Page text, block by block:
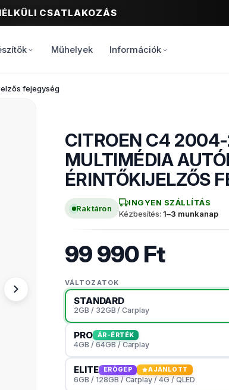
VEZETÉSI ÉLMÉNY
Műhelyek Információk
fejegység
MÁRKASPECIFIKUS MULTIMÉDIA
CITROEN C4
MULTIMÉDIA
ÉRINTŐKIJELZŐS
INGYEN SZÁLLÍTÁS
Kézbesítés:1–3 munkanap
Raktáron
99 990 Ft
VÁLTOZATOK
STANDARD
2GB / 32GB / Carplay
PRO ÁR-ÉRTÉK
4GB / 64GB / Carplay
ELITE ERŐGÉP AJÁNLOTT
6GB / 128GB / Carplay / 4G / QLED